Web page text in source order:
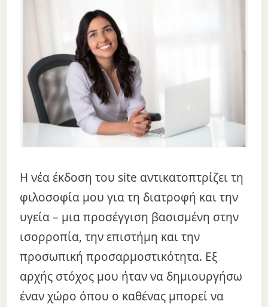
Η νέα έκδοση του site αντικατοπτρίζει τη
φιλοσοφία μου για τη διατροφή και την
υγεία – μια προσέγγιση βασισμένη στην
ισορροπία, την επιστήμη και την
προσωπική προσαρμοστικότητα. Εξ
αρχής στόχος μου ήταν να δημιουργήσω
έναν χώρο όπου ο καθένας μπορεί να